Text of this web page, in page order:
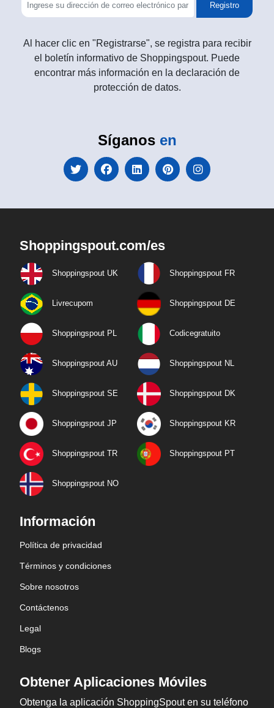
Registro
Al hacer clic en "Registrarse", se registra para recibir
el boletín informativo de Shoppingspout. Puede
encontrar más información en la declaración de
protección de datos.
Síganos en
Shoppingspout.com/es
Shoppingspout UK Shoppingspout FR
Livrecupom Shoppingspout DE
Shoppingspout PL Codicegratuito
Shoppingspout AU Shoppingspout NL
Shoppingspout SE Shoppingspout DK
Shoppingspout JP Shoppingspout KR
Shoppingspout TR Shoppingspout PT
Shoppingspout NO
Información
Política de privacidad
Términos y condiciones
Sobre nosotros
Contáctenos
Legal
Blogs
Obtener Aplicaciones Móviles
Obtenga la aplicación ShoppingSpout en su teléfono